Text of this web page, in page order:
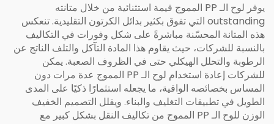
يوفر لوح الـ PP المموج قيمة استثنائية من خلال متانته
outstanding التي تفوق بكثير بدائل الكرتون التقليدية. تنعكس
هذه المتانة المحسّنة مباشرةً على شكل وفورات في التكاليف
بالنسبة للشركات، حيث يقاوم هذا المادة التآكل والتلف الناتج عن
الرطوبة والتحلل الهيكلي حتى في الظروف الصعبة. يمكن
للشركات إعادة استخدام لوح الـ PP المموج عدة مرات دون
المساس بخصائصه الواقية، ما يجعله استثمارًا ذكيًا على المدى
الطويل في تطبيقات التغليف والبناء. ويقلل التصميم الخفيف
الوزن للوح الـ PP المموج من تكاليف النقل بشكل كبير مع